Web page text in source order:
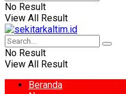
No Result
View All Result
No Result
View All Result
Beranda